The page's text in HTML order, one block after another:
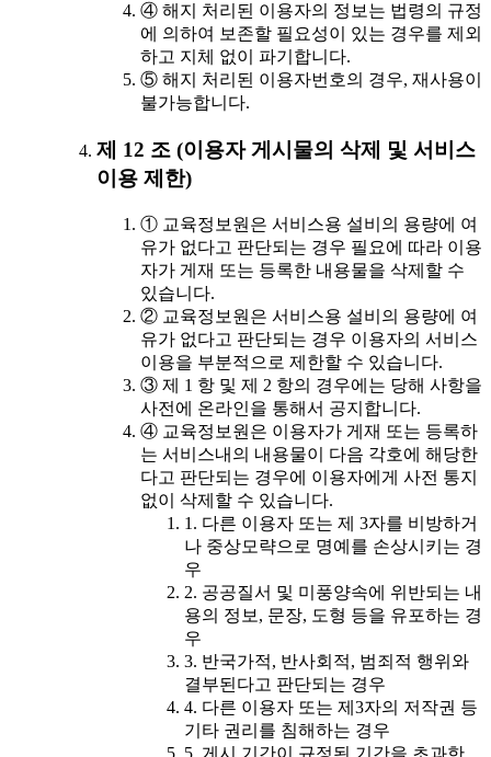
④ 해지 처리된 이용자의 정보는 법령의 규정
에 의하여 보존할 필요성이 있는 경우를 제외
하고 지체 없이 파기합니다.
⑤ 해지 처리된 이용자번호의 경우, 재사용이
불가능합니다.
제 12 조 (이용자 게시물의 삭제 및 서비스
이용 제한)
① 교육정보원은 서비스용 설비의 용량에 여
유가 없다고 판단되는 경우 필요에 따라 이용
자가 게재 또는 등록한 내용물을 삭제할 수
있습니다.
② 교육정보원은 서비스용 설비의 용량에 여
유가 없다고 판단되는 경우 이용자의 서비스
이용을 부분적으로 제한할 수 있습니다.
③ 제 1 항 및 제 2 항의 경우에는 당해 사항을
사전에 온라인을 통해서 공지합니다.
④ 교육정보원은 이용자가 게재 또는 등록하
는 서비스내의 내용물이 다음 각호에 해당한
다고 판단되는 경우에 이용자에게 사전 통지
없이 삭제할 수 있습니다.
1. 다른 이용자 또는 제 3자를 비방하거
나 중상모략으로 명예를 손상시키는 경
우
2. 공공질서 및 미풍양속에 위반되는 내
용의 정보, 문장, 도형 등을 유포하는 경
우
3. 반국가적, 반사회적, 범죄적 행위와
결부된다고 판단되는 경우
4. 다른 이용자 또는 제3자의 저작권 등
기타 권리를 침해하는 경우
5. 게시 기간이 규정된 기간을 초과한